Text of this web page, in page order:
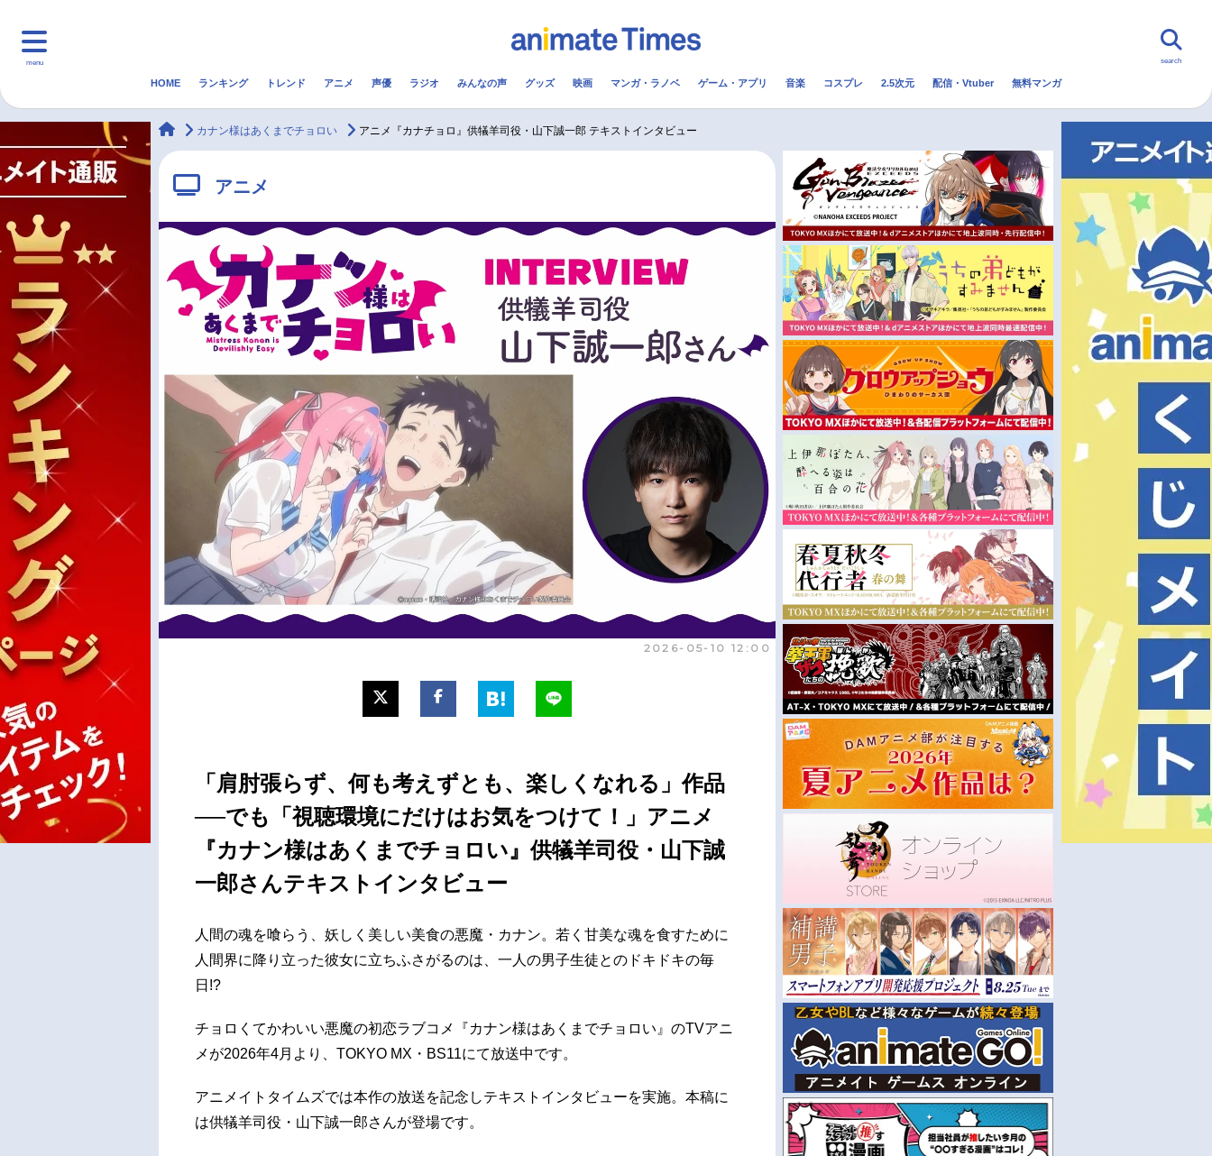
menu
マンガ・ラノベ ゲーム・アプリ 配信・Vtuber トレンド 無料マンガ
最新記事一覧
アニメ記事一覧
声優記事一覧
アニメ映画一覧
実写化映画一覧
男性声優/女性声優一覧
今期アニメ曜日別一覧 秋アニメ
冬アニメ
FOLLOW US
search
HOME ランキング トレンド アニメ 声優 ラジオ みんなの声 グッズ 映画 マンガ・ラノベ ゲーム・アプリ 音楽 コスプレ 2.5次元 配信・Vtuber 無料マンガ
animateTimes
カナン様はあくまでチョロい アニメ『カナチョロ』供犠羊司役・山下誠一郎 テキストインタビュー
アニメ
2026-05-10 12:00
「肩肘張らず、何も考えずとも、楽しくなれる」作品
──でも「視聴環境にだけはお気をつけて！」アニメ
『カナン様はあくまでチョロい』供犠羊司役・山下誠
一郎さんテキストインタビュー
人間の魂を喰らう、妖しく美しい美食の悪魔・カナン。若く甘美な魂を食すために
人間界に降り立った彼女に立ちふさがるのは、一人の男子生徒とのドキドキの毎
日!?
チョロくてかわいい悪魔の初恋ラブコメ『カナン様はあくまでチョロい』のTVアニ
メが2026年4月より、TOKYO MX・BS11にて放送中です。
アニメイトタイムズでは本作の放送を記念しテキストインタビューを実施。本稿に
は供犠羊司役・山下誠一郎さんが登場です。